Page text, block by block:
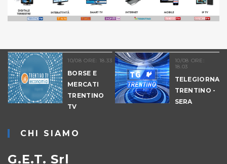
10/08 ORE: 18.33
BORSE E
MERCATI
TRENTINO
TV
ORE 19
10/08 ORE:
18.03
TRENTINO -
SERA
CHI SIAMO
G.E.T. Srl